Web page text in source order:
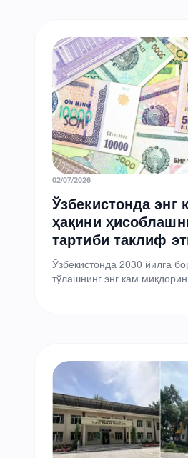
02/07/2026
Ўзбекистонда энг
ҳақини
тартиби таклиф
Ўзбекистонда 2030 йилга
тўлашнинг энг кам